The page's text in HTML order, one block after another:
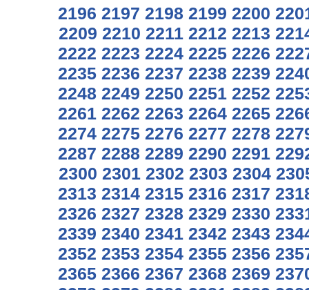
2196 2197 2198 2199 2200
2209 2210 2211 2212 2213
2222 2223 2224 2225 2226
2235 2236 2237 2238 2239
2248 2249 2250 2251 2252
2261 2262 2263 2264 2265
2274 2275 2276 2277 2278
2287 2288 2289 2290 2291
2300 2301 2302 2303 2304
2313 2314 2315 2316 2317
2326 2327 2328 2329 2330
2339 2340 2341 2342 2343
2352 2353 2354 2355 2356
2365 2366 2367 2368 2369